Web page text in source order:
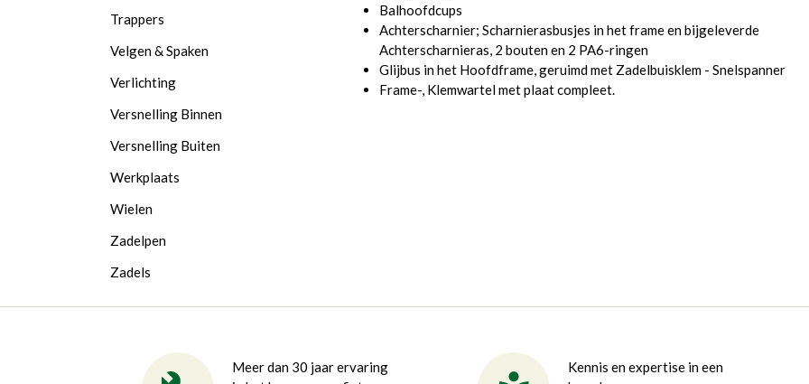
Balhoofdcups
Achterscharnier; Scharnierasbusjes in het frame en bijgeleverde
Achterscharnieras, 2 bouten en 2 PA6-ringen
Glijbus in het Hoofdframe, geruimd met Zadelbuisklem - Snelspanner
Frame-, Klemwartel met plaat compleet.
Trappers
Velgen & Spaken
Verlichting
Versnelling Binnen
Versnelling Buiten
Werkplaats
Wielen
Zadelpen
Zadels
Meer dan 30 jaar ervaring
Kennis en expertise in een